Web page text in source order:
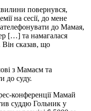
повернувся,
на сесії, до мене
до Мамая,
[…] та намагалася
Він сказав, що
з Мамаєм та
до суду.
конференції Мамай
суддю Гольник у